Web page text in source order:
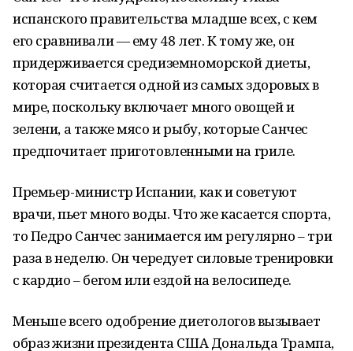
испанского правительства младше всех, с кем
его сравнивали — ему 48 лет. К тому же, он
придерживается средиземноморской диеты,
которая считается одной из самых здоровых в
мире, поскольку включает много овощей и
зелени, а также мясо и рыбу, которые Санчес
предпочитает приготовленными на гриле.
Премьер-министр Испании, как и советуют
врачи, пьет много воды. Что же касается спорта,
то Педро Санчес занимается им регулярно – три
раза в неделю. Он чередует силовые тренировки
с кардио – бегом или ездой на велосипеде.
Меньше всего одобрение диетологов вызывает
образ жизни президента США Дональда Трампа,